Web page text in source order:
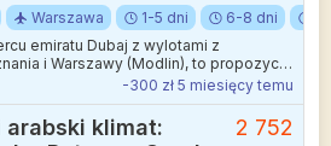
Warszawa 1-5 dni 6-8 dni
emiratu Dubaj z wylotami z
i Warszawy (Modlin), to propozycja
połączyć wypoczynek w
najwyższym standardem obsługi.
-300 zł 5 miesięcy temu
arabski klimat:
2 752